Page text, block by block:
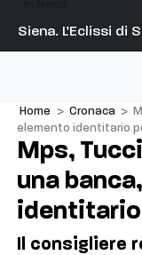
Siena. L’Eclissi di
su Diosu
Home > Cronaca >
elemento identitario
Mps,
una
identitario
Il consigliere